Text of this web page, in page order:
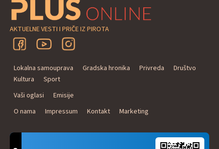
AKTUELNE VESTI I PRIČE IZ PIROTA
Lokalna samouprava Gradska hronika Privreda
Društvo
Kultura
Sport
Vaši oglasi
Emisije
O nama
Impressum Kontakt Marketing